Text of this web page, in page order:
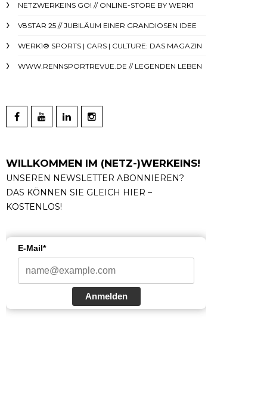
NETZWERKEINS GO! // ONLINE-STORE BY WERK1
V8STAR 25 // JUBILÄUM EINER GRANDIOSEN IDEE
WERK1® SPORTS | CARS | CULTURE: DAS MAGAZIN
WWW.RENNSPORTREVUE.DE // LEGENDEN LEBEN
WILLKOMMEN IM (NETZ-)WERKEINS!
UNSEREN NEWSLETTER ABONNIEREN?
DAS KÖNNEN SIE GLEICH HIER –
KOSTENLOS!
E-Mail*
Anmelden